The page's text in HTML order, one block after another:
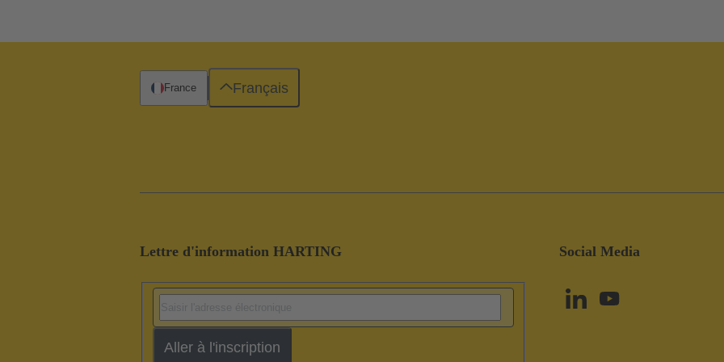
Lettre d'information HARTING
Aller à l'inscription
Social Media
France Français